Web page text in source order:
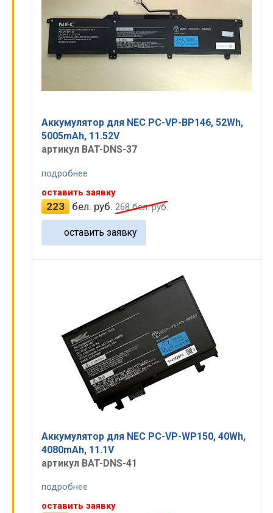
Аккумулятор для NEC PC-VP-BP146, 52Wh,
5005mAh, 11.52V
артикул BAT-DNS-37
подробнее
оставить заявку
223 бел. руб. 268бел. руб.
оставить заявку
Аккумулятор для NEC PC-VP-WP150, 40Wh,
4080mAh, 11.1V
артикул BAT-DNS-41
подробнее
оставить заявку